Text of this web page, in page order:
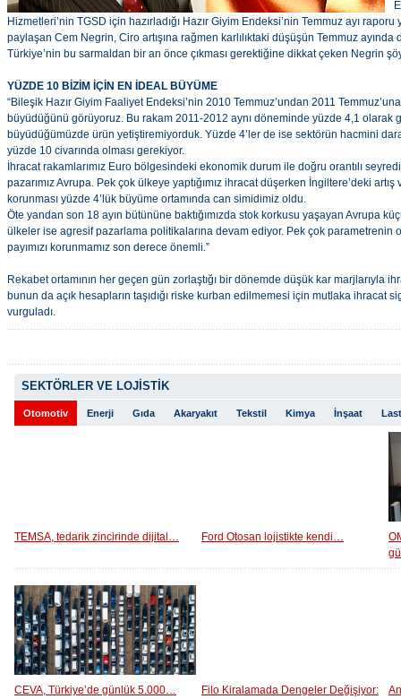
Hizmetleri’nin TGSD için hazırladığı Hazır Giyim Endeksi’nin Temmuz ayı raporu
paylaşan Cem Negrin, Ciro artışına rağmen karlılıktaki düşüşün Temmuz
Türkiye’nin bu sarmaldan bir an önce çıkması gerektiğine dikkat çeken Negrin
YÜZDE 10 BİZİM İÇİN EN İDEAL BÜYÜME
“Bileşik Hazır Giyim Faaliyet Endeksi’nin 2010 Temmuz’undan 2011
büyüdüğünü görüyoruz. Bu rakam 2011-2012 aynı döneminde yüzde 4,1 olarak
büyüdüğümüzde ürün yetiştiremiyorduk. Yüzde 4’ler de ise sektörün hacmini
yüzde 10 civarında olması gerekiyor.
İhracat rakamlarımız Euro bölgesindeki ekonomik durum ile doğru orantılı
pazarımız Avrupa. Pek çok ülkeye yaptığımız ihracat düşerken İngiltere’deki
korunması yüzde 4’lük büyüme ortamında can simidimiz oldu.
Öte yandan son 18 ayın bütününe baktığımızda stok korkusu yaşayan Avrupa
ülkeler ise agresif pazarlama politikalarına devam ediyor. Pek çok parametrenin
payımızı korunmamız son derece önemli.”
Rekabet ortamının her geçen gün zorlaştığı bir dönemde düşük kar marjlarıyla
bunun da açık hesapların taşıdığı riske kurban edilmemesi için mutlaka ihracat
vurguladı.
SEKTÖRLER VE LOJİSTİK
Otomotiv Enerji Gıda Akaryakıt Tekstil Kimya İnşaat
TEMSA, tedarik zincirinde dijital… Ford Otosan lojistikte kendi…
CEVA, Türkiye’de günlük 5.000…
Filo Kiralamada Dengeler Değişiyor: